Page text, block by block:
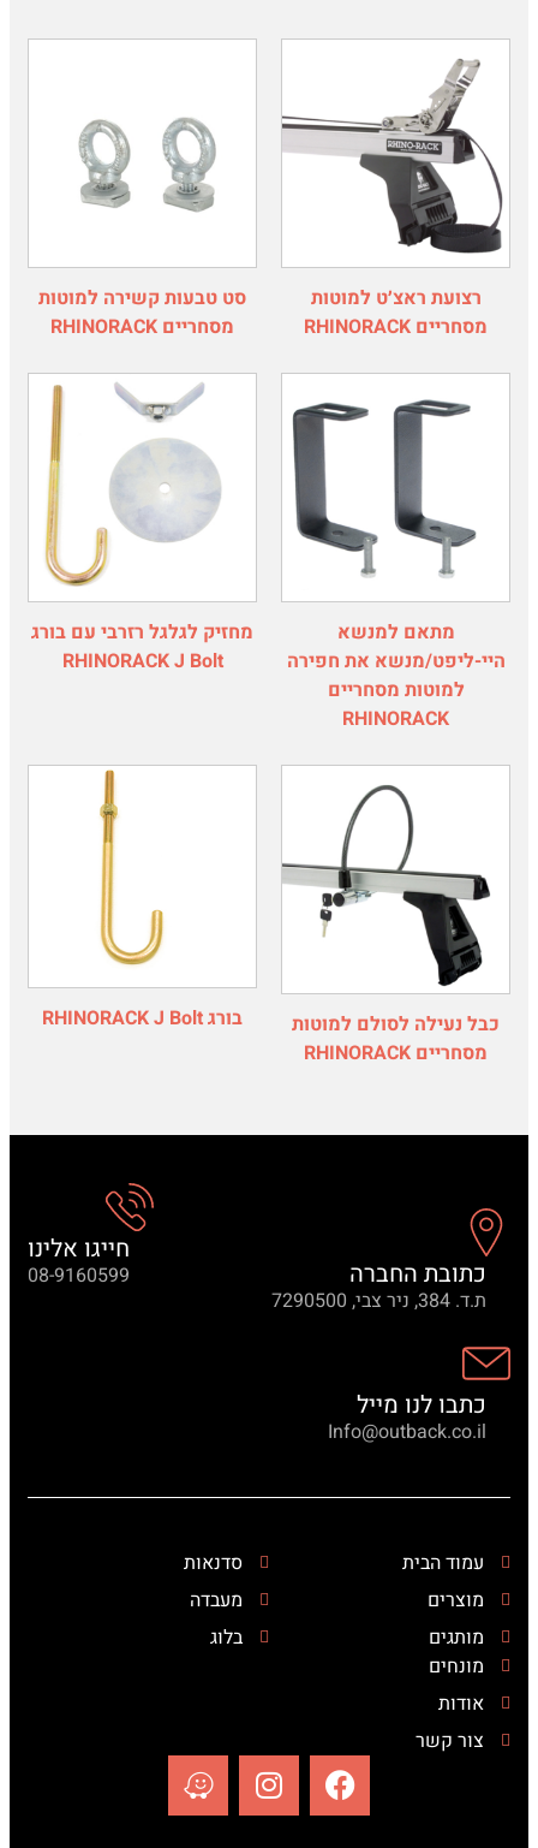
רצועת ראצ׳ט למוטות
מסחריים RHINORACK
סט טבעות קשירה למוטות
מסחריים RHINORACK
מתאם למנשא
היי-ליפט/מנשא את חפירה
למוטות מסחריים
RHINORACK
מחזיק לגלגל רזרבי עם בורג
RHINORACK J Bolt
כבל נעילה לסולם למוטות
מסחריים RHINORACK
בורג RHINORACK J Bolt
כתובת החברה
ת.ד. 384, ניר צבי, 7290500
חייגו אלינו
08-9160599
כתבו לנו מייל
Info@outback.co.il
עמוד הבית
מוצרים
מותגים
סדנאות
מעבדה
בלוג
מונחים
אודות
צור קשר